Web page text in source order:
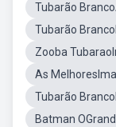
Tubarão
Tubarão
Zooba
As
Tubarão
Batman